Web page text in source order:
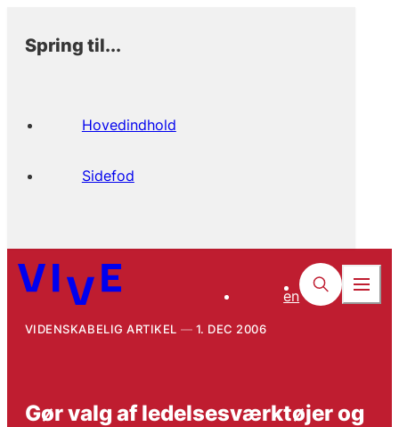
Spring til...
Hovedindhold
Sidefod
en
VIDENSKABELIG ARTIKEL 1. DEC 2006
Gør valg af ledelsesværktøjer og